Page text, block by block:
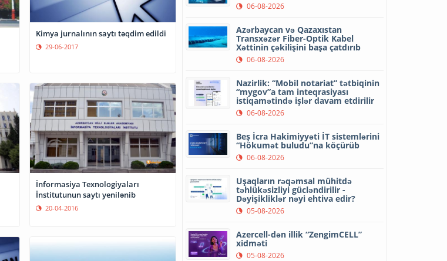
Kimya jurnalının saytı təqdim edildi
29-06-2017
İnformasiya Texnologiyaları
İnstitutunun saytı yenilənib
20-04-2016
06-08-2026
Azərbaycan və Qazaxıstan
Transxəzər Fiber-Optik Kabel
Xəttinin çəkilişini başa çatdırıb
06-08-2026
Nazirlik: “Mobil notariat” tətbiqinin
“mygov”a tam inteqrasiyası
istiqamətində işlər davam etdirilir
06-08-2026
Beş İcra Hakimiyyəti İT sistemlərini
“Hökumət buludu”na köçürüb
06-08-2026
Uşaqların rəqəmsal mühitdə
təhlükəsizliyi gücləndirilir -
Dəyişikliklər nəyi ehtiva edir?
05-08-2026
Azercell-dən illik “ZengimCELL”
xidməti
05-08-2026